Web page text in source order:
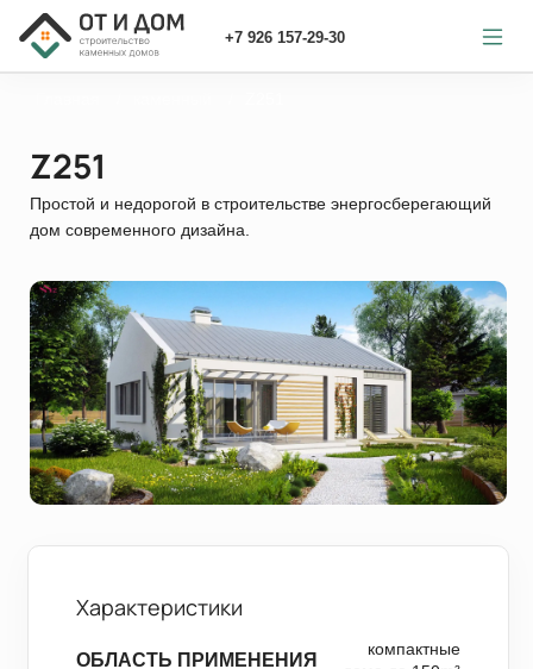
+7 926 157-29-30
Z251
Простой и недорогой в строительстве энергосберегающий
дом современного дизайна.
Характеристики
ОБЛАСТЬ ПРИМЕНЕНИЯ
компактные